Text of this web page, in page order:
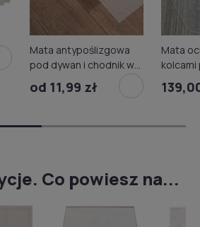
Mata antypoślizgowa
pod dywan i chodnik w
rolce
od 11,99 zł
Mata
Plus
Co powiesz na...